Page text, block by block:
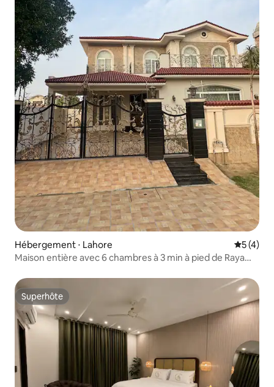
Hébergement ⋅ Lahore
5 (4)
Maison entière avec 6 chambres à 3 min à pied de Raya
Superhôte
Superhôte